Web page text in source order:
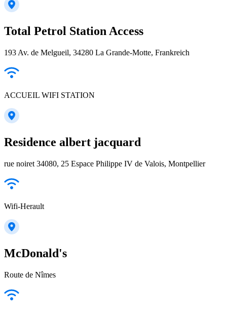
Total Petrol Station Access
193 Av. de Melgueil, 34280 La Grande-Motte, Frankreich
ACCUEIL WIFI STATION
Residence albert jacquard
rue noiret 34080, 25 Espace Philippe IV de Valois, Montpellier
Wifi-Herault
McDonald's
Route de Nîmes